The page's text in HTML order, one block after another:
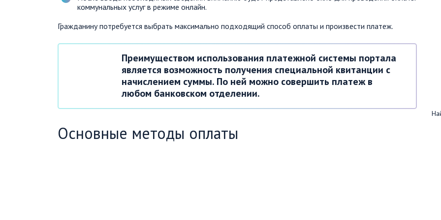
коммунальных услуг в режиме онлайн.
Гражданину потребуется выбрать максимально подходящий способ оплаты и произвести платеж.
Преимуществом использования платежной системы портала
является возможность получения специальной квитанции с
начислением суммы. По ней можно совершить платеж в
любом банковском отделении.
Основные методы оплаты